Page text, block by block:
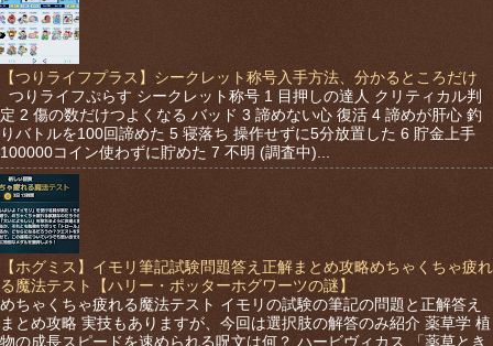
【つりライフプラス】シークレット称号入手方法、分かるところだけ
つりライフぷらす シークレット称号 1 目押しの達人 クリティカル判
定 2 傷の数だけつよくなる バッド 3 諦めない心 復活 4 諦めが肝心 釣
りバトルを100回諦めた 5 寝落ち 操作せずに5分放置した 6 貯金上手
100000コイン使わずに貯めた 7 不明 (調査中)...
【ホグミス】イモリ筆記試験問題答え正解まとめ攻略めちゃくちゃ疲れ
る魔法テスト【ハリー・ポッターホグワーツの謎】
めちゃくちゃ疲れる魔法テスト イモリの試験の筆記の問題と正解答え
まとめ攻略 実技もありますが、今回は選択肢の解答のみ紹介 薬草学 植
物の成長スピードを速められる呪文は何？ ハービヴィカス 「薬草とき